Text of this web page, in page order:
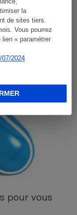
la
de sites tiers.
Vous pourrez
« paramétrer
2024
pour vous